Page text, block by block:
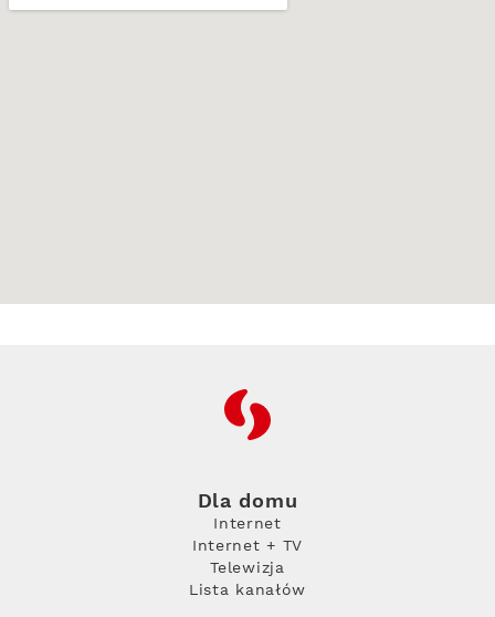
RFC
Dla domu
Internet
Internet + TV
Telewizja
Lista kanałów